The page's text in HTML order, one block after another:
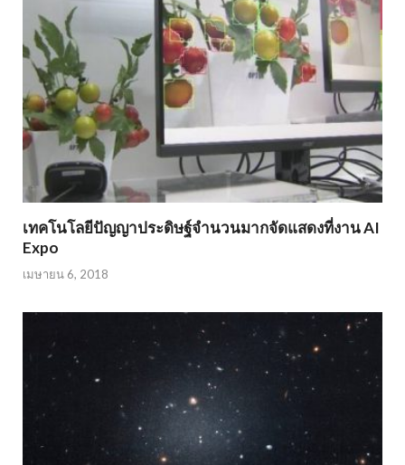
เทคโนโลยีปัญญาประดิษฐ์จำนวนมากจัดแสดงที่งาน AI
Expo
เมษายน 6, 2018